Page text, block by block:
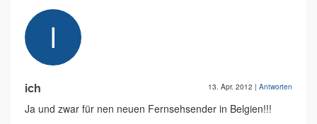
ich 13. Apr. 2012 | Antworten
Ja und zwar für nen neuen Fernsehsender in Belgien!!!